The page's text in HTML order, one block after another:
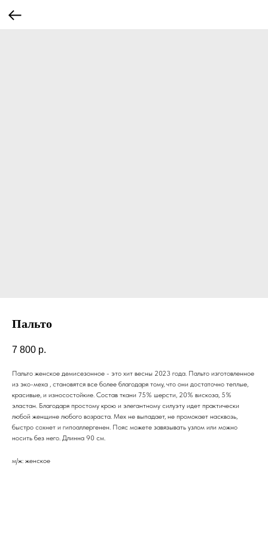
Пальто
7 800 р.
Пальто женское демисезонное - это хит весны 2023 года. Пальто изготовленное
из эко-меха , становятся все более благодаря тому, что они достаточно теплые,
красивые, и износостойкие. Состав ткани 75% шерсти, 20% вискоза, 5%
эластан. Благодаря простому крою и элегантному силуэту идет практически
любой женщине любого возраста. Мех не выпадает, не промокает насквозь,
быстро сохнет и гипоаллергенен. Пояс можете завязывать узлом или можно
носить без него. Длинна 90 см.
м/ж: женское